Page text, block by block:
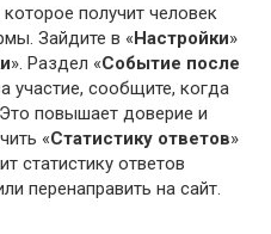
получит человек
Зайдите в «Настройки»
». Раздел «Событие после
участие, сообщите, когда
повышает доверие и
«Статистику ответов»
статистику ответов
перенаправить на сайт.